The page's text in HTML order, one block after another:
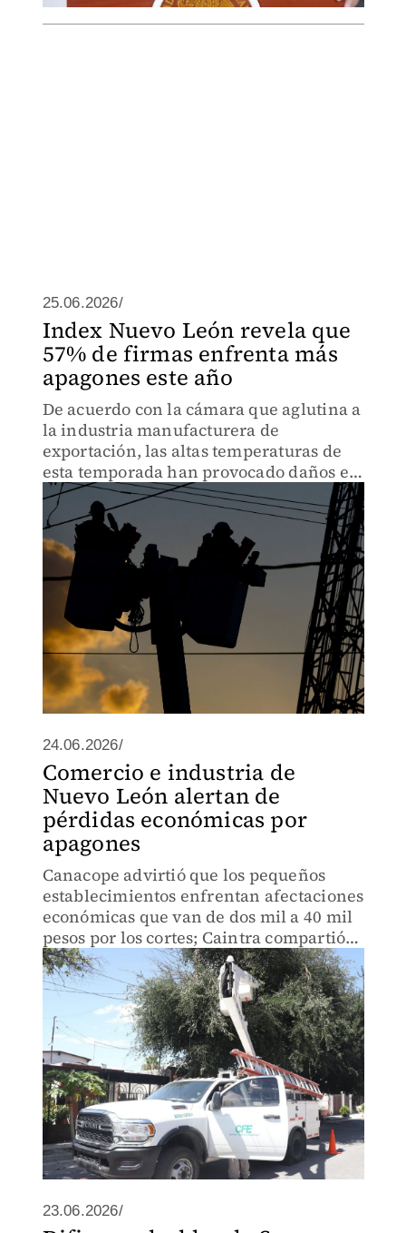
25.06.2026/
Index Nuevo León revela que
57% de firmas enfrenta más
apagones este año
De acuerdo con la cámara que aglutina a
la industria manufacturera de
exportación, las altas temperaturas de
esta temporada han provocado daños en
líneas de servicio y en el equipo de
trabajo.
24.06.2026/
Comercio e industria de
Nuevo León alertan de
pérdidas económicas por
apagones
Canacope advirtió que los pequeños
establecimientos enfrentan afectaciones
económicas que van de dos mil a 40 mil
pesos por los cortes; Caintra compartió
que ha tenido reportes de afiliados.
23.06.2026/